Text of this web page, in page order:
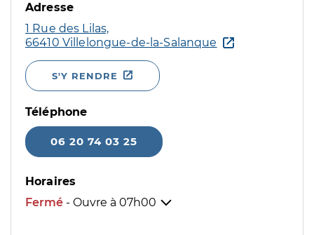
Adresse
1 Rue des Lilas,
66410 Villelongue-de-la-Salanque
S'Y RENDRE
Téléphone
06 20 74 03 25
Horaires
Fermé - Ouvre à 07h00